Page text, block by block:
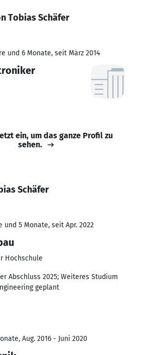
Tobias Schäfer
und 6 Monate, seit März 2014
ein, um das ganze Profil zu
sehen.
Schäfer
und 5 Monate, seit Apr. 2022
Hochschule
Abschluss 2025; Weiteres Studium
geplant
Aug. 2016 - Juni 2020